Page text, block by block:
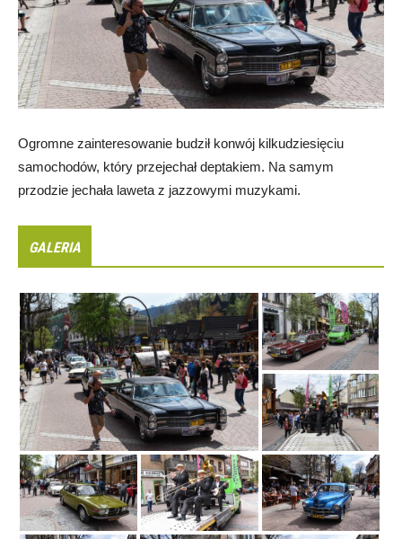
Ogromne zainteresowanie budził konwój kilkudziesięciu
samochodów, który przejechał deptakiem. Na samym
przodzie jechała laweta z jazzowymi muzykami.
GALERIA